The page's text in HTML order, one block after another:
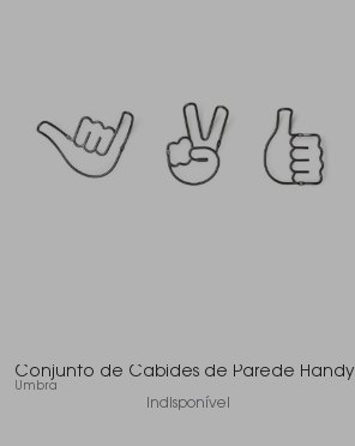
Conjunto de Cabides de Parede Handy
Umbra
Indisponível